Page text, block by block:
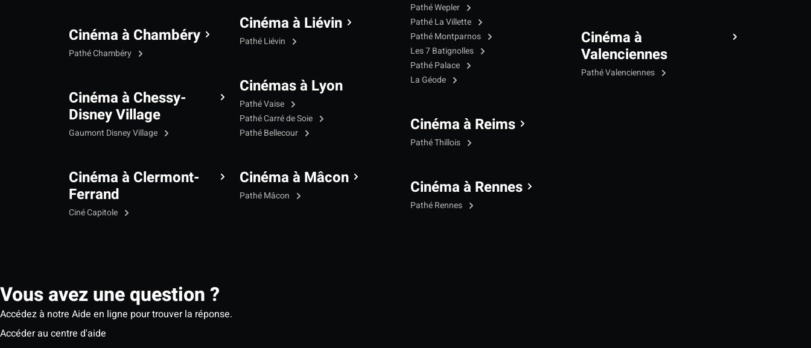
Cinéma à Chambéry
Pathé Chambéry
Cinéma à Chessy-
Disney Village
Gaumont Disney Village
Cinéma à Clermont-
Ferrand
Ciné Capitole
Cinéma à Liévin
Pathé Liévin
Cinémas à Lyon
Pathé Vaise
Pathé Carré de Soie
Pathé Bellecour
Cinéma à Mâcon
Pathé Mâcon
Pathé Wepler
Pathé La Villette
Pathé Montparnos
Les 7 Batignolles
Pathé Palace
La Géode
Cinéma à Reims
Pathé Thillois
Cinéma à Rennes
Pathé Rennes
Cinéma à
Valenciennes
Pathé Valenciennes
Vous avez une question ?
Accédez à notre Aide en ligne pour trouver la réponse.
Accéder au centre d'aide